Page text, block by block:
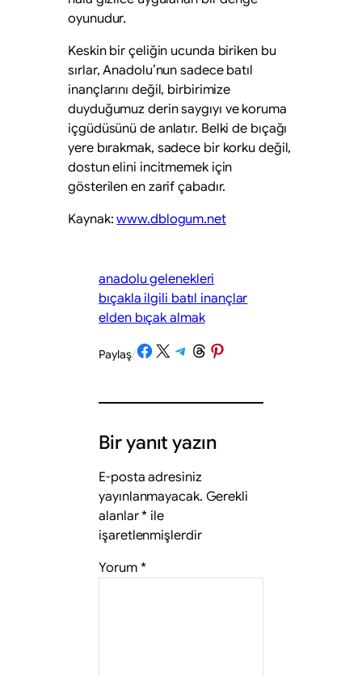
oyunudur.
Keskin bir çeliğin ucunda biriken bu
sırlar, Anadolu’nun sadece batıl
inançlarını değil, birbirimize
duyduğumuz derin saygıyı ve koruma
içgüdüsünü de anlatır. Belki de bıçağı
yere bırakmak, sadece bir korku değil,
dostun elini incitmemek için
gösterilen en zarif çabadır.
Kaynak:www.dblogum.net
anadolu gelenekleri
bıçakla ilgili batıl inançlar
elden bıçak almak
Paylaş/Share on Facebook Share on X Share on Telegram Share on Threads Share on Pinterest
Bir yanıt yazın
E-posta adresiniz
yayınlanmayacak. Gerekli
alanlar* ile
işaretlenmişlerdir
Yorum *